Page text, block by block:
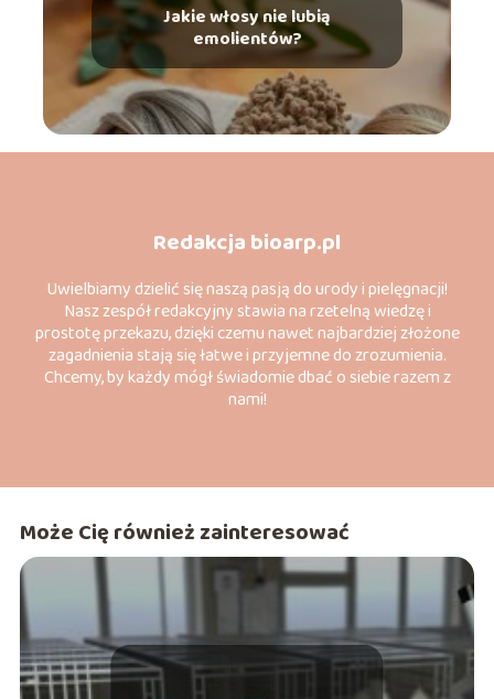
Jakie włosy nie lubią
emolientów?
Redakcja bioarp.pl
Uwielbiamy dzielić się naszą pasją do urody i pielęgnacji!
Nasz zespół redakcyjny stawia na rzetelną wiedzę i
prostotę przekazu, dzięki czemu nawet najbardziej złożone
zagadnienia stają się łatwe i przyjemne do zrozumienia.
Chcemy, by każdy mógł świadomie dbać o siebie razem z
nami!
Może Cię również zainteresować